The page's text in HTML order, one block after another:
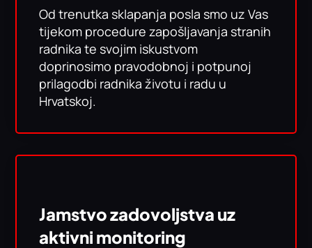
Od trenutka sklapanja posla smo uz Vas
tijekom procedure zapošljavanja stranih
radnika te svojim iskustvom
doprinosimo pravodobnoj i potpunoj
prilagodbi radnika životu i radu u
Hrvatskoj.
Jamstvo zadovoljstva uz
aktivni monitoring